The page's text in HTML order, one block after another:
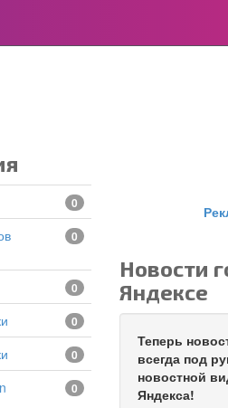
0
0
0
0
0
0
Новости
Яндексе
Теперь
всегда под
новостной
Яндекса!